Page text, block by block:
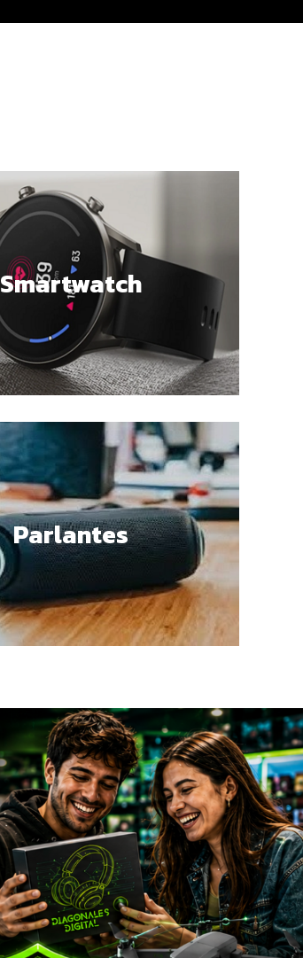
Smartwatch
Parlantes